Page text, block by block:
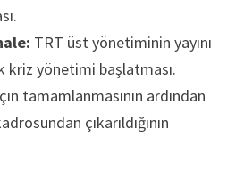
TRT üst yönetiminin yayını
kriz yönetimi başlatması.
tamamlanmasının ardından
çıkarıldığının